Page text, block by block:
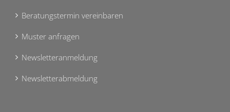
Beratungstermin vereinbaren
Muster anfragen
Newsletteranmeldung
Newsletterabmeldung